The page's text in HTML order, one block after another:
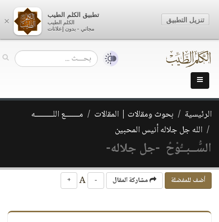
الرئيسية بحوث ومقالات | المقالات
مـــــــع اللـــــــــه
الله جل جلاله أنيس المحبين
السُّــبــُّوْحُ -جل جلاله-
أضف للمفضلة مشاركة المقال -
+
×
تطبيق الكلم الطيب
الكلم الطيب
مجاني - بدون إعلانات
تنزيل التطبيق